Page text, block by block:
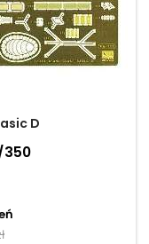
D
350